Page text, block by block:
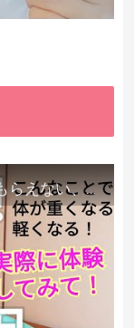
【究極の気付き】病院では教えてもらえない、その長年悩んできた痛み、症状、どうして治らないのか？痛みの正体、実際に今すぐ試して知ってほしい。